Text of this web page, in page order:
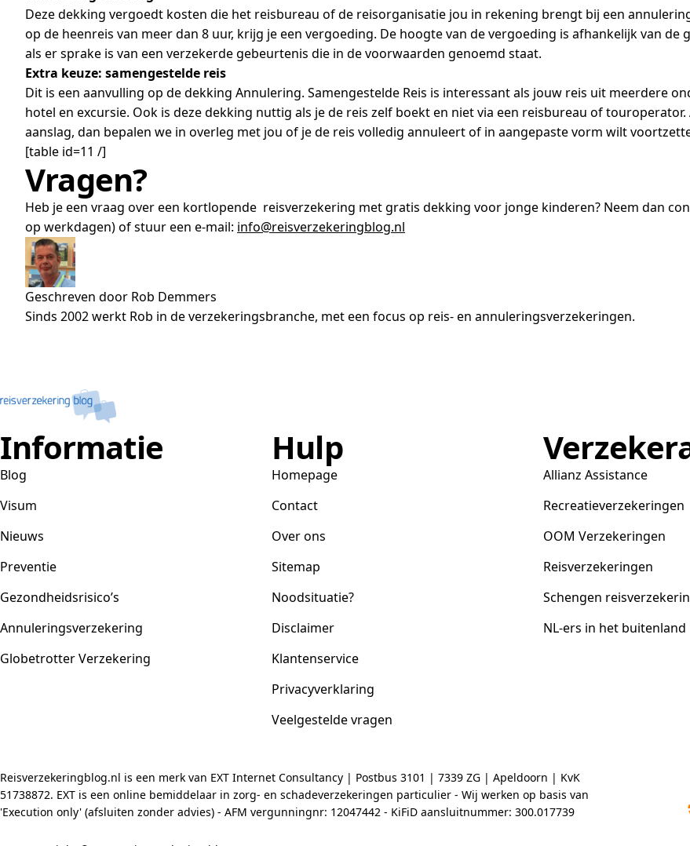
Deze dekking vergoedt kosten die het reisbureau of de reisorganisatie jou in rekening brengt bij een
op de heenreis van meer dan 8 uur, krijg je een vergoeding. De hoogte van de vergoeding is afhankelijk van de
als er sprake is van een verzekerde gebeurtenis die in de voorwaarden genoemd staat.
Extra keuze: samengestelde reis
Dit is een aanvulling op de dekking Annulering. Samengestelde Reis is interessant als jouw reis uit meerdere
hotel en excursie. Ook is deze dekking nuttig als je de reis zelf boekt en niet via een reisbureau of
aanslag, dan bepalen we in overleg met jou of je de reis volledig annuleert of in aangepaste vorm wilt
[table id=11 /]
Vragen?
Heb je een vraag over een kortlopende reisverzekering met gratis dekking voor jonge kinderen? Neem dan
op werkdagen) of stuur een e-mail: info@reisverzekeringblog.nl
Geschreven door Rob Demmers
Sinds 2002 werkt Rob in de verzekeringsbranche, met een focus op reis- en annuleringsverzekeringen.
Informatie
Blog
Visum
Nieuws
Preventie
Gezondheidsrisico’s
Annuleringsverzekering
Globetrotter Verzekering
Hulp
Homepage
Contact
Over ons
Sitemap
Noodsituatie?
Disclaimer
Klantenservice
Privacyverklaring
Veelgestelde vragen
Allianz Assistance
Recreatieverzekeringen
OOM Verzekeringen
Reisverzekeringen
Schengen
NL-ers in het buitenland
Reisverzekeringblog.nl is een merk van EXT Internet Consultancy | Postbus 3101 | 7339 ZG | Apeldoorn | KvK
51738872. EXT is een online bemiddelaar in zorg- en schadeverzekeringen particulier - Wij werken op basis van
'Execution only' (afsluiten zonder advies) - AFM vergunningnr: 12047442 - KiFiD aansluitnummer: 300.017739